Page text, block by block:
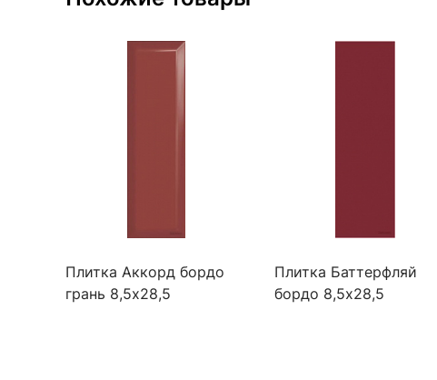
Плитка Аккорд бордо
грань 8,5x28,5
Плитка Баттерфляй
бордо 8,5х28,5